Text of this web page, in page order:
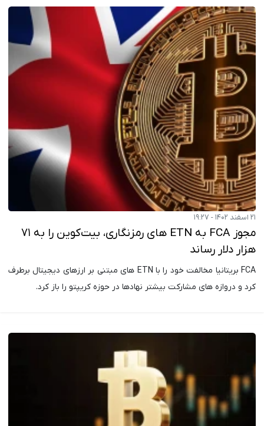
۲۱ اسفند ۱۴۰۲ - ۱۹:۲۷
مجوز FCA به ETN های رمزنگاری، بیت‌کوین را به ۷۱
هزار دلار رساند
FCA بریتانیا مخالفت خود را با ETN های مبتنی بر ارزهای دیجیتال برطرف
کرد و دروازه های مشارکت بیشتر نهادها در حوزه کریپتو را باز کرد.